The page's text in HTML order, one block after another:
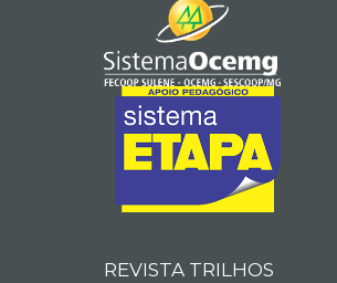
REVISTA TRILHOS